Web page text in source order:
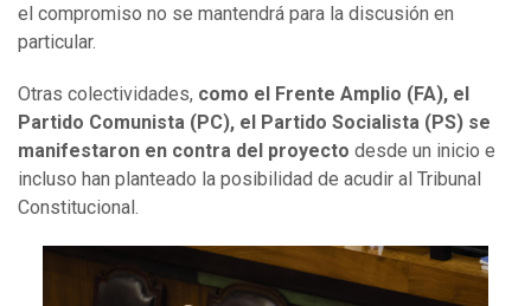
el compromiso no se mantendrá para la discusión en
particular.
Otras colectividades, como el Frente Amplio (FA), el
Partido Comunista (PC), el Partido Socialista (PS) se
manifestaron en contra del proyecto desde un inicio e
incluso han planteado la posibilidad de acudir al Tribunal
Constitucional.